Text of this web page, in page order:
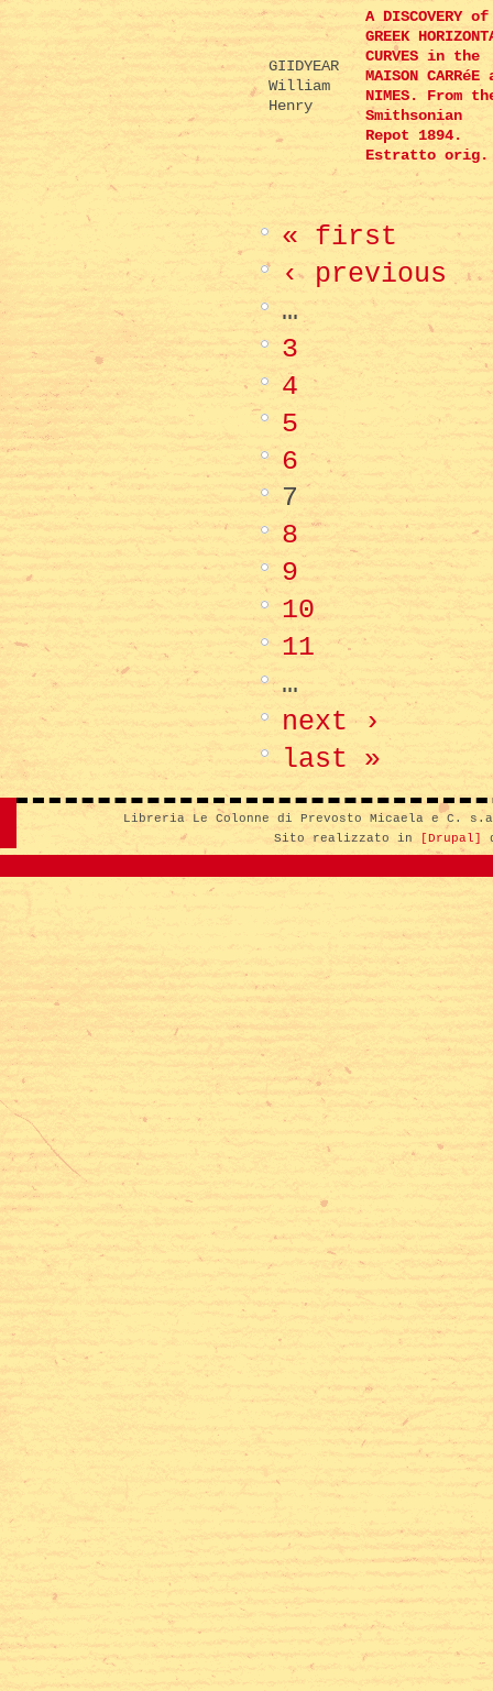
GIIDYEAR
William
Henry
A DISCOVERY of
GREEK
CURVES in the
MAISON CARRéE
NIMES. From
Smithsonian
Repot 1894.
Estratto orig.
« first
‹ previous
…
3
4
5
6
7
8
9
10
11
…
next ›
last »
Libreria Le Colonne di Prevosto Micaela e C.
Sito realizzato in
[Drupal]